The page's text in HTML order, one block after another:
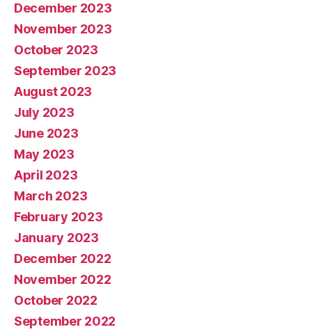
December 2023
November 2023
October 2023
September 2023
August 2023
July 2023
June 2023
May 2023
April 2023
March 2023
February 2023
January 2023
December 2022
November 2022
October 2022
September 2022